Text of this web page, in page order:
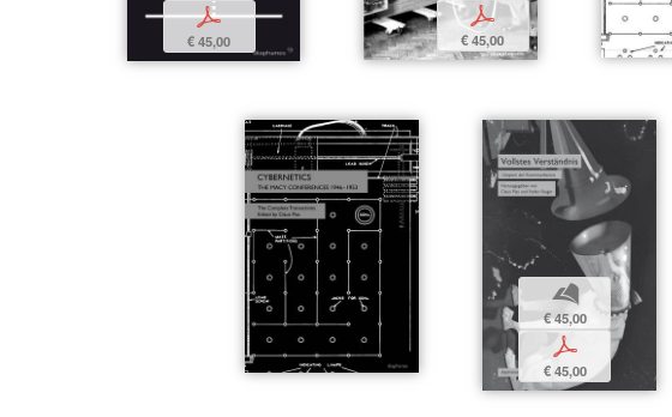
p
€ 45,00
p
€ 45,00
b
€ 45,00
p
€ 45,00